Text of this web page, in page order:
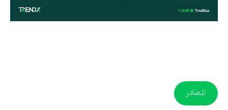
المصادر